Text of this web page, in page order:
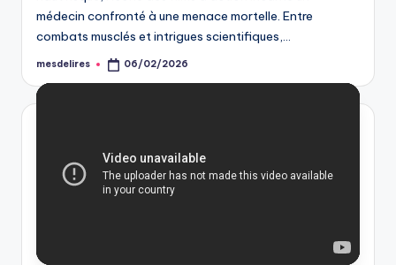
médecin confronté à une menace mortelle. Entre
combats musclés et intrigues scientifiques,…
Posted
mesdelires 06/02/2026